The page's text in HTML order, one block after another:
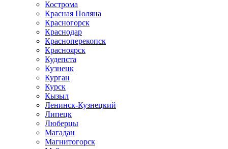
Кострома
Красная Поляна
Красногорск
Краснодар
Красноперекопск
Красноярск
Кудепста
Кузнецк
Курган
Курск
Кызыл
Ленинск-Кузнецкий
Липецк
Люберцы
Магадан
Магнитогорск